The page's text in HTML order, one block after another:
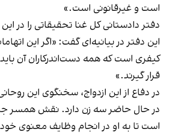
است و غیرقانونی است.»
دفتر دادستانی کل غنا تحقیقاتی را در
این دفتر در بیانیه‌ای گفت: «اگر این
کیفری است که همه دست‌اندرکاران آن
قرار گیرند.»
در دفاع از این ازدواج، سخنگوی این
در حال حاضر سه زن دارد. نقش همسر
است تا به او در انجام وظایف معنوی